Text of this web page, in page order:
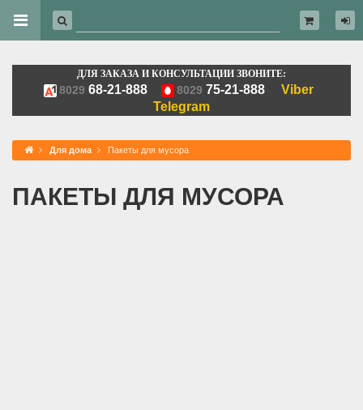
ДЛЯ ЗАКАЗА И КОНСУЛЬТАЦИИ ЗВОНИТЕ:
8029 68-21-888 8029 75-21-888
Viber
Telegram
Для дома Пакеты для мусора
ПАКЕТЫ ДЛЯ МУСОРА